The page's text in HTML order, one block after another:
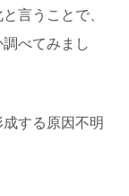
言うことで、
べてみまし
する原因不明